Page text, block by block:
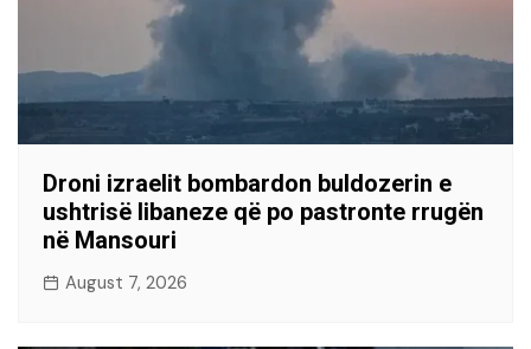
Droni izraelit bombardon buldozerin e
ushtrisë libaneze që po pastronte rrugën
në Mansouri
August 7, 2026